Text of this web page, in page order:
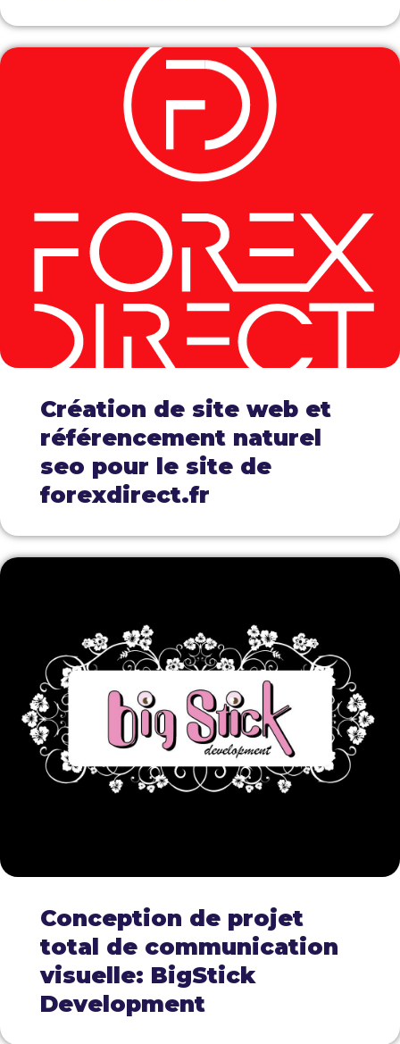
Création de site web et
référencement naturel
seo pour le site de
forexdirect.fr
Conception de projet
total de communication
visuelle: BigStick
Development